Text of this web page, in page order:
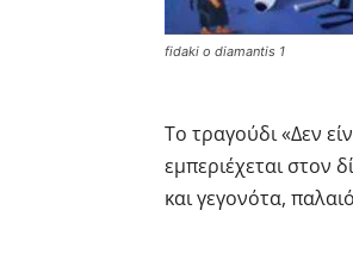
fidaki o diamantis 1
Το τραγούδι «Δεν
εμπεριέχεται στον
και γεγονότα,